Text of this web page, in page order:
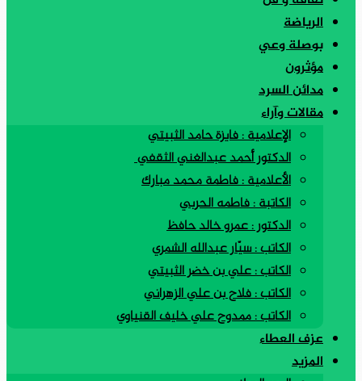
الرياضة
بوصلة وعي
مؤثرون
مدائن السرد
مقالات وآراء
الإعلامية : فايزة حامد الثبيتي
الدكتور أحمد عبدالغني الثقفي
الأعلامية : فاطمة محمد مبارك
الكاتبة : فاطمه الحربي
الدكتور : عمرو خالد حافظ
الكاتب : سيّار عبدالله الشمري
الكاتب : علي بن خضر الثبيتي
الكاتب : فلاح بن علي الزهراني
الكاتب : ممدوح علي خليف القنياوي
عزف العطاء
المزيد